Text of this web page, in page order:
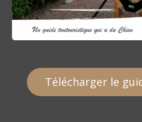
Télécharger le